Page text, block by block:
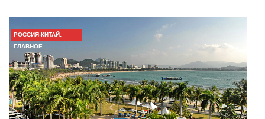
РОССИЯ-КИТАЙ:
ГЛАВНОЕ